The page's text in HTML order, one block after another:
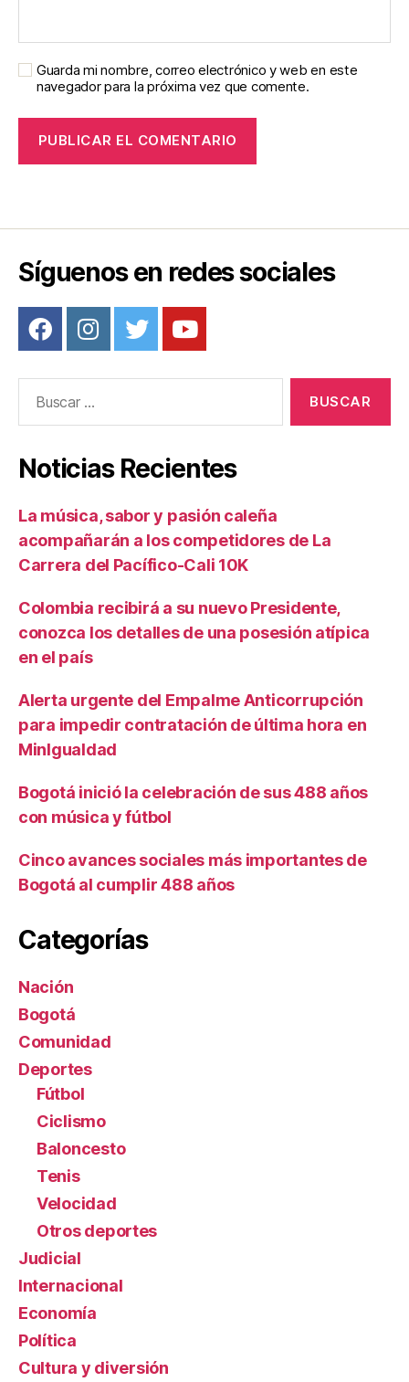
Guarda mi nombre, correo electrónico y web en este
navegador para la próxima vez que comente.
Síguenos en redes sociales
Noticias Recientes
La música, sabor y pasión caleña
acompañarán a los competidores de La
Carrera del Pacífico-Cali 10K
Colombia recibirá a su nuevo Presidente,
conozca los detalles de una posesión atípica
en el país
Alerta urgente del Empalme Anticorrupción
para impedir contratación de última hora en
MinIgualdad
Bogotá inició la celebración de sus 488 años
con música y fútbol
Cinco avances sociales más importantes de
Bogotá al cumplir 488 años
Categorías
Nación
Bogotá
Comunidad
Deportes
Fútbol
Ciclismo
Baloncesto
Tenis
Velocidad
Otros deportes
Judicial
Internacional
Economía
Política
Cultura y diversión